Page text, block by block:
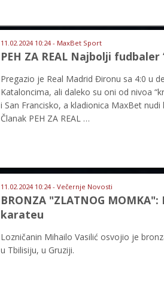
11.02.2024 10:24 - MaxBet Sport
PEH ZA REAL Najbolji
Pregazio je Real Madrid Đironu sa 4:0 u
Kataloncima, ali daleko su oni od nivoa
i San Francisko, a kladionica MaxBet
Članak PEH ZA REAL …
11.02.2024 10:24 - Večernje Novosti
BRONZA "ZLATNOG
karateu
Lozničanin Mihailo Vasilić osvojio je
u Tbilisiju, u Gruziji.